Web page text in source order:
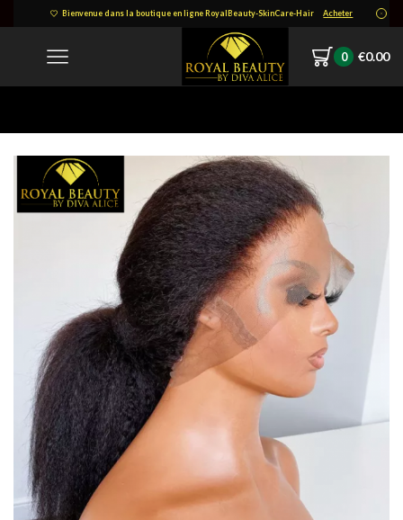
Bienvenue dans la boutique en ligne RoyalBeauty-SkinCare-Hair Acheter
0 €0.00